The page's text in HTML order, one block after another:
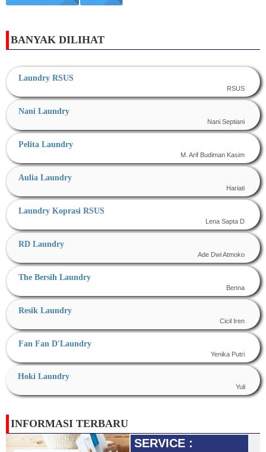
BANYAK DILIHAT
Laundry RSUS
RSUS
Nani Laundry
Nani Septiani
Pelita Laundry
M. Arif Budiman Kasim
Aulia Laundry
Hariati
Laundry Koprasi RSUS
Lena Sapta D
RD Laundry
Ade Dwi Atmoko
The Bersih Laundry
Benna
Resik Laundry
Cicil Iren
Fan Fan D'Laundry
Yenika Putri
Hoki Laundry
Yuli
INFORMASI TERBARU
SERVICE :